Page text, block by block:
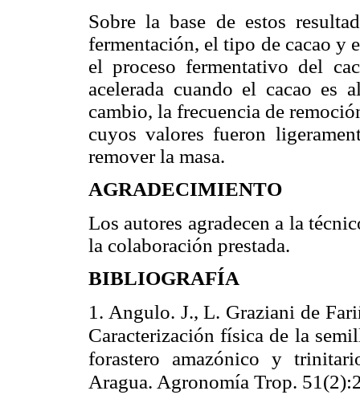
Sobre la base de estos
fermentación, el tipo de cacao y
el proceso fermentativo del
acelerada cuando el cacao es
cambio, la frecuencia de
cuyos valores fueron
remover la masa.
AGRADECIMIENTO
Los autores agradecen a la
la colaboración prestada.
BIBLIOGRAFÍA
1. Angulo. J., L. Graziani de
Caracterización física de la
forastero amazónico y
Aragua. Agronomía Trop.